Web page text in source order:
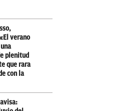
verano
plenitud
que rara
con la
avisa: